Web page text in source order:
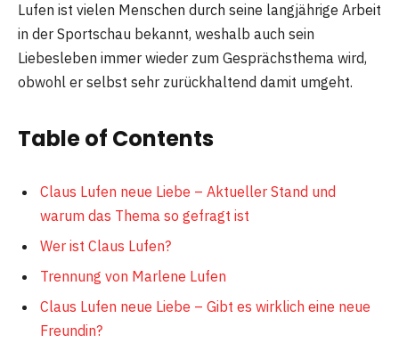
Lufen ist vielen Menschen durch seine langjährige Arbeit
in der Sportschau bekannt, weshalb auch sein
Liebesleben immer wieder zum Gesprächsthema wird,
obwohl er selbst sehr zurückhaltend damit umgeht.
Table of Contents
Claus Lufen neue Liebe – Aktueller Stand und
warum das Thema so gefragt ist
Wer ist Claus Lufen?
Trennung von Marlene Lufen
Claus Lufen neue Liebe – Gibt es wirklich eine neue
Freundin?